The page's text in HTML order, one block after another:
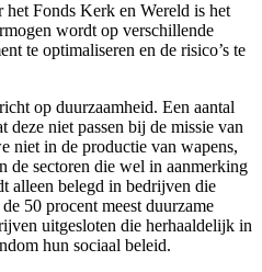
Fonds Kerk en Wereld is het
wordt op verschillende
te optimaliseren en de risico’s te
op duurzaamheid. Een aantal
deze niet passen bij de missie van
niet in de productie van wapens,
de sectoren die wel in aanmerking
alleen belegd in bedrijven die
50 procent meest duurzame
uitgesloten die herhaaldelijk in
hun sociaal beleid.